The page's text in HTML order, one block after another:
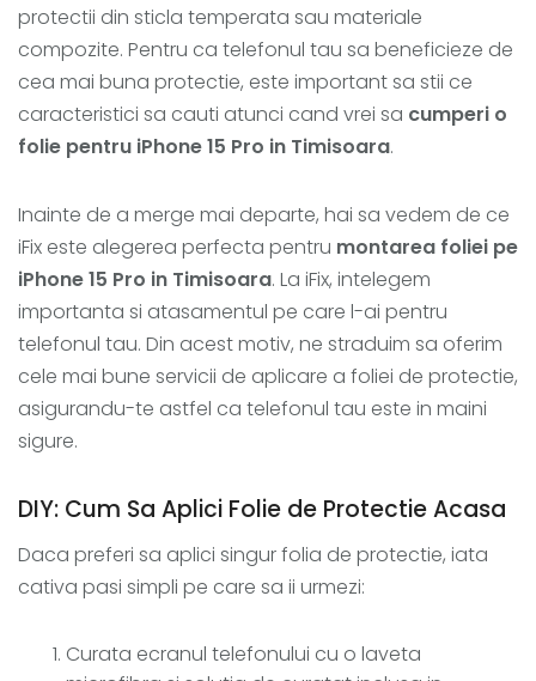
protectii din sticla temperata sau materiale
compozite. Pentru ca telefonul tau sa beneficieze de
cea mai buna protectie, este important sa stii ce
caracteristici sa cauti atunci cand vrei sa cumperi o
folie pentru iPhone 15 Pro in Timisoara.
Inainte de a merge mai departe, hai sa vedem de ce
iFix este alegerea perfecta pentru montarea foliei pe
iPhone 15 Pro in Timisoara. La iFix, intelegem
importanta si atasamentul pe care l-ai pentru
telefonul tau. Din acest motiv, ne straduim sa oferim
cele mai bune servicii de aplicare a foliei de protectie,
asigurandu-te astfel ca telefonul tau este in maini
sigure.
DIY: Cum Sa Aplici Folie de Protectie Acasa
Daca preferi sa aplici singur folia de protectie, iata
cativa pasi simpli pe care sa ii urmezi:
Curata ecranul telefonului cu o laveta